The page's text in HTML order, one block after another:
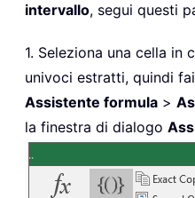
intervallo, segui questi
1. Seleziona una cella in
univoci estratti, quindi
Assistente formula >
la finestra di dialogo